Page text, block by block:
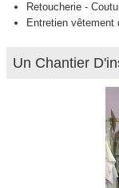
Nos partenaires
Retoucherie -
Entretien vêtement
Un Chantier